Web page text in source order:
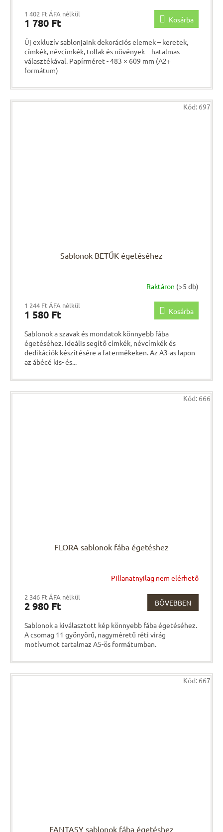
1 402 Ft ÁFA nélkül
1 780 Ft Kosárba
Új exkluzív sablonjaink dekorációs elemek – keretek,
címkék, névcímkék, tollak és növények – hatalmas
választékával. Papírméret - 483 × 609 mm (A2+
formátum)
Sablonok BETŰK égetéséhez
Raktáron (>5 db)
1 244 Ft ÁFA nélkül
1 580 Ft Kosárba
Sablonok a szavak és mondatok könnyebb fába
égetéséhez. Ideális segítő címkék, névcímkék és
dedikációk készítésére a fatermékeken. Az A3-as lapon
az ábécé kis- és...
Kód: 697
FLORA sablonok fába égetéshez
Pillanatnyilag nem elérhető
2 346 Ft ÁFA nélkül
2 980 Ft BŐVEBBEN
Sablonok a kiválasztott kép könnyebb fába égetéséhez.
A csomag 11 gyönyörű, nagyméretű réti virág
motívumot tartalmaz A5-ös formátumban.
Kód: 666
FANTASY sablonok fába égetéshez
Kód: 667